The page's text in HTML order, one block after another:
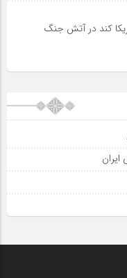
کند در آتش جنگ